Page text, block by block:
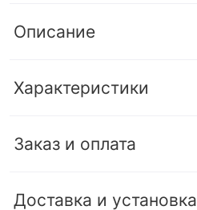
Описание
Характеристики
Заказ и оплата
Доставка и установка